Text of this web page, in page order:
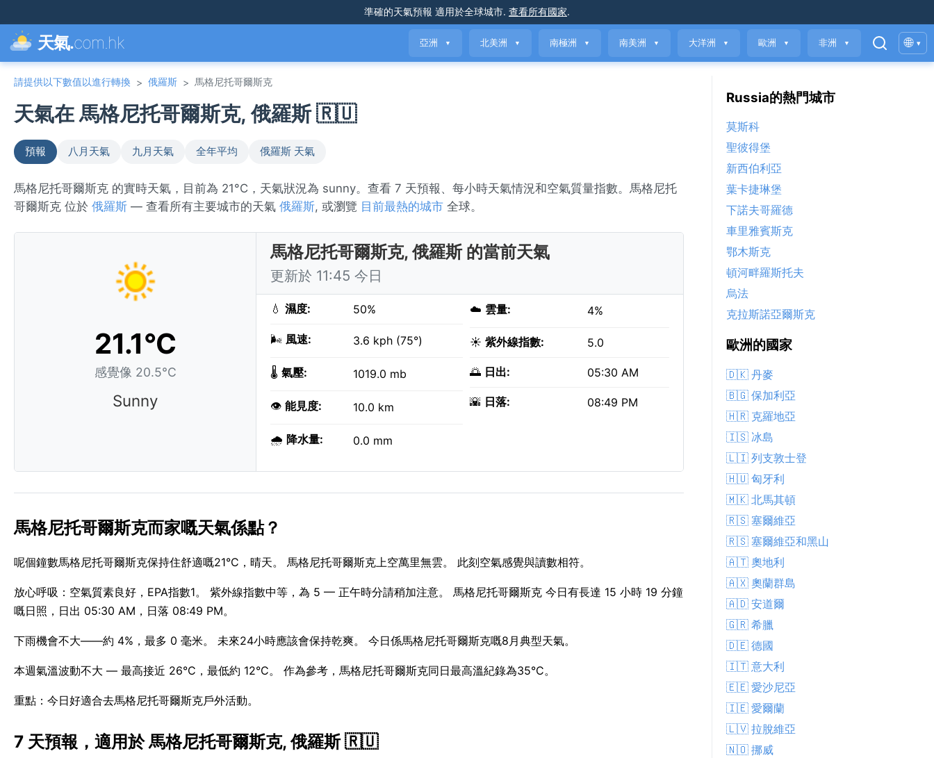
準確的天氣預報 適用於全球城市. 查看所有國家.
天氣.com.hk 亞洲 ▼ 北美洲 ▼ 南極洲 ▼ 南美洲 ▼ 大洋洲 ▼ 歐洲 ▼ 非洲 ▼ 🌐 ▾
請提供以下數值以進行轉換 > 俄羅斯 > 馬格尼托哥爾斯克
天氣在 馬格尼托哥爾斯克, 俄羅斯 🇷🇺
預報 八月天氣 九月天氣 全年平均 俄羅斯 天氣
馬格尼托哥爾斯克 的實時天氣，目前為 21°C，天氣狀況為 sunny。查看 7 天預報、每小時天氣情況和空氣質量指數。馬格尼托
哥爾斯克 位於 俄羅斯 — 查看所有主要城市的天氣 俄羅斯, 或瀏覽 目前最熱的城市 全球。
21.1°C
感覺像 20.5°C
Sunny
馬格尼托哥爾斯克, 俄羅斯 的當前天氣
更新於 11:45 今日
💧 濕度: 50%
🌬️ 風速: 3.6 kph (75°)
🌡️ 氣壓: 1019.0 mb
👁️ 能見度: 10.0 km
🌧️ 降水量: 0.0 mm
☁️ 雲量: 4%
☀️ 紫外線指數: 5.0
🌅 日出: 05:30 AM
🌇 日落: 08:49 PM
馬格尼托哥爾斯克而家嘅天氣係點？
呢個鐘數馬格尼托哥爾斯克保持住舒適嘅21°C，晴天。 馬格尼托哥爾斯克上空萬里無雲。 此刻空氣感覺與讀數相符。
放心呼吸：空氣質素良好，EPA指數1。 紫外線指數中等，為 5 — 正午時分請稍加注意。 馬格尼托哥爾斯克 今日有長達 15 小時 19 分鐘
嘅日照，日出 05:30 AM，日落 08:49 PM。
下雨機會不大——約 4%，最多 0 毫米。 未來24小時應該會保持乾爽。 今日係馬格尼托哥爾斯克嘅8月典型天氣。
本週氣溫波動不大 — 最高接近 26°C，最低約 12°C。 作為參考，馬格尼托哥爾斯克同日最高溫紀錄為35°C。
重點：今日好適合去馬格尼托哥爾斯克戶外活動。
7 天預報，適用於 馬格尼托哥爾斯克, 俄羅斯 🇷🇺
Russia的熱門城市
莫斯科
聖彼得堡
新西伯利亞
葉卡捷琳堡
下諾夫哥羅德
車里雅賓斯克
鄂木斯克
頓河畔羅斯托夫
烏法
克拉斯諾亞爾斯克
歐洲的國家
🇩🇰 丹麥
🇧🇬 保加利亞
🇭🇷 克羅地亞
🇮🇸 冰島
🇱🇮 列支敦士登
🇭🇺 匈牙利
🇲🇰 北馬其頓
🇷🇸 塞爾維亞
🇷🇸 塞爾維亞和黑山
🇦🇹 奧地利
🇦🇽 奧蘭群島
🇦🇩 安道爾
🇬🇷 希臘
🇩🇪 德國
🇮🇹 意大利
🇪🇪 愛沙尼亞
🇮🇪 愛爾蘭
🇱🇻 拉脫維亞
🇳🇴 挪威